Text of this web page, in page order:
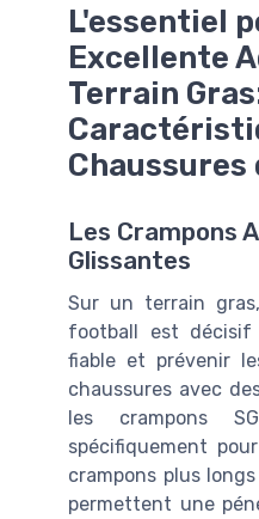
L'essentiel
Excellente
Terrain
Chaussures
Les Crampons
Glissantes
Sur un terrain
football est décisif
fiable et prévenir
chaussures avec
les crampons
spécifiquement
crampons plus
permettent une